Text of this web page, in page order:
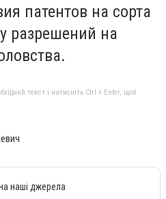
патентов на сорта
разрешений на
текст і натисніть Ctrl + Enter, щоб
наші джерела